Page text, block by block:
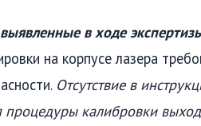
в ходе
на корпусе лазера
Отсутствие в
процедуры калибровки